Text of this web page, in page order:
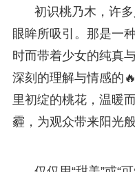
初识桃乃木，许
眼眸所吸引。那是一
时而带着少女的纯真
深刻的理解与情感的
里初绽的桃花，温暖
霾，为观众带来阳光